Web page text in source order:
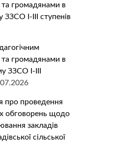
громадянами в
ЗЗСО І-ІІІ ступенів
громадянами в
І-ІІІ
про проведення
обговорень щодо
закладів
сільської